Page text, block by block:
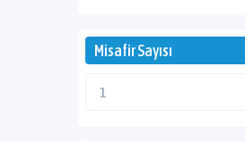
Misafir Sayısı